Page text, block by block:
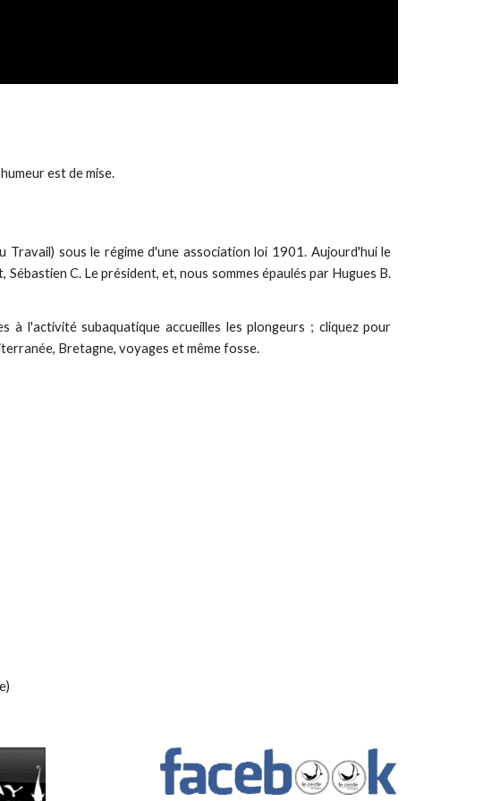
est de mise.
sous le régime d'une association loi 1901. Aujourd'hui le
C. Le président, et, nous sommes épaulés par Hugues B.
à l'activité subaquatique accueilles les plongeurs ; cliquez pour
Bretagne, voyages et même fosse.